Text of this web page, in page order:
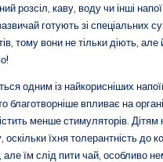
розсіл, каву, воду чи інші
готують зі спеціальних
тому вони не тільки діють, але
одним із найкорисніших
благотворніше впливає на
менше стимуляторів. Дітям
їхня толерантність до
але їм слід пити чай, особливо